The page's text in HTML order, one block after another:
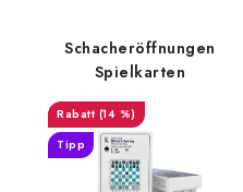
Schacheröffnungen
Spielkarten
(14 %)
Tipp